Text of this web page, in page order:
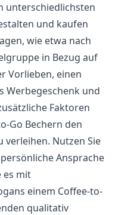
unterschiedlichsten
und kaufen
wie etwa nach
in Bezug auf
Vorlieben, einen
Werbegeschenk und
Faktoren
Go Bechern den
verleihen. Nutzen Sie
Ansprache
es mit
einem Coffee-to-
qualitativ